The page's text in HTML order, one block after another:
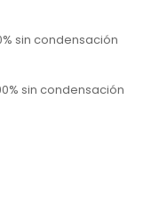
sin condensación
sin condensación